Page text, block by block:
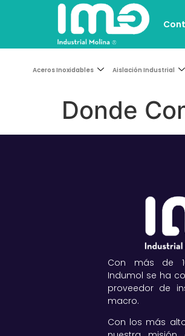
Aceros Inoxidables Aislación Industrial
Donde
Con más de
Indumol se ha
proveedor de
macro.
Con los más